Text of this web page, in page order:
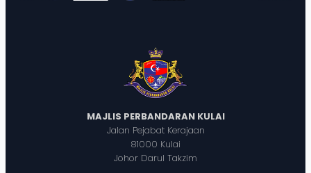
MAJLIS PERBANDARAN KULAI
Jalan Pejabat Kerajaan
81000 Kulai
Johor Darul Takzim